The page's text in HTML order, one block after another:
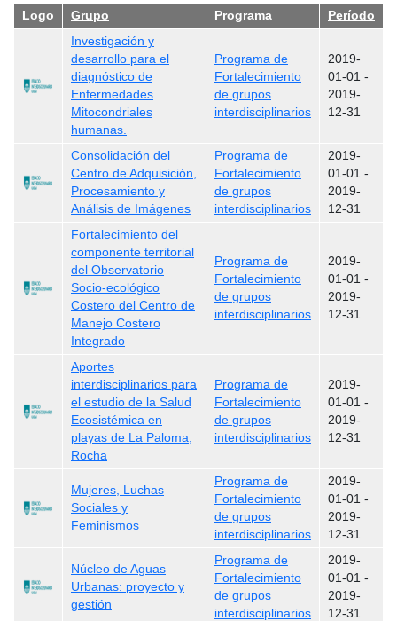
Logo Grupo Programa
Período
Investigación y
desarrollo para el
diagnóstico de
Enfermedades
Mitocondriales
humanas.
Programa de
Fortalecimiento
de grupos
interdisciplinarios
2019-
01-01 -
2019-
12-31
Consolidación del
Centro de Adquisición,
Procesamiento y
Análisis de Imágenes
Programa de
Fortalecimiento
de grupos
interdisciplinarios
2019-
01-01 -
2019-
12-31
Fortalecimiento del
componente territorial
del Observatorio
Socio-ecológico
Costero del Centro de
Manejo Costero
Integrado
Programa de
Fortalecimiento
de grupos
interdisciplinarios
2019-
01-01 -
2019-
12-31
Aportes
interdisciplinarios para
el estudio de la Salud
Ecosistémica en
playas de La Paloma,
Rocha
Programa de
Fortalecimiento
de grupos
interdisciplinarios
2019-
01-01 -
2019-
12-31
Mujeres, Luchas
Sociales y
Feminismos
Programa de
Fortalecimiento
de grupos
interdisciplinarios
2019-
01-01 -
2019-
12-31
Núcleo de Aguas
Urbanas: proyecto y
gestión
Programa de
Fortalecimiento
de grupos
interdisciplinarios
2019-
01-01 -
2019-
12-31